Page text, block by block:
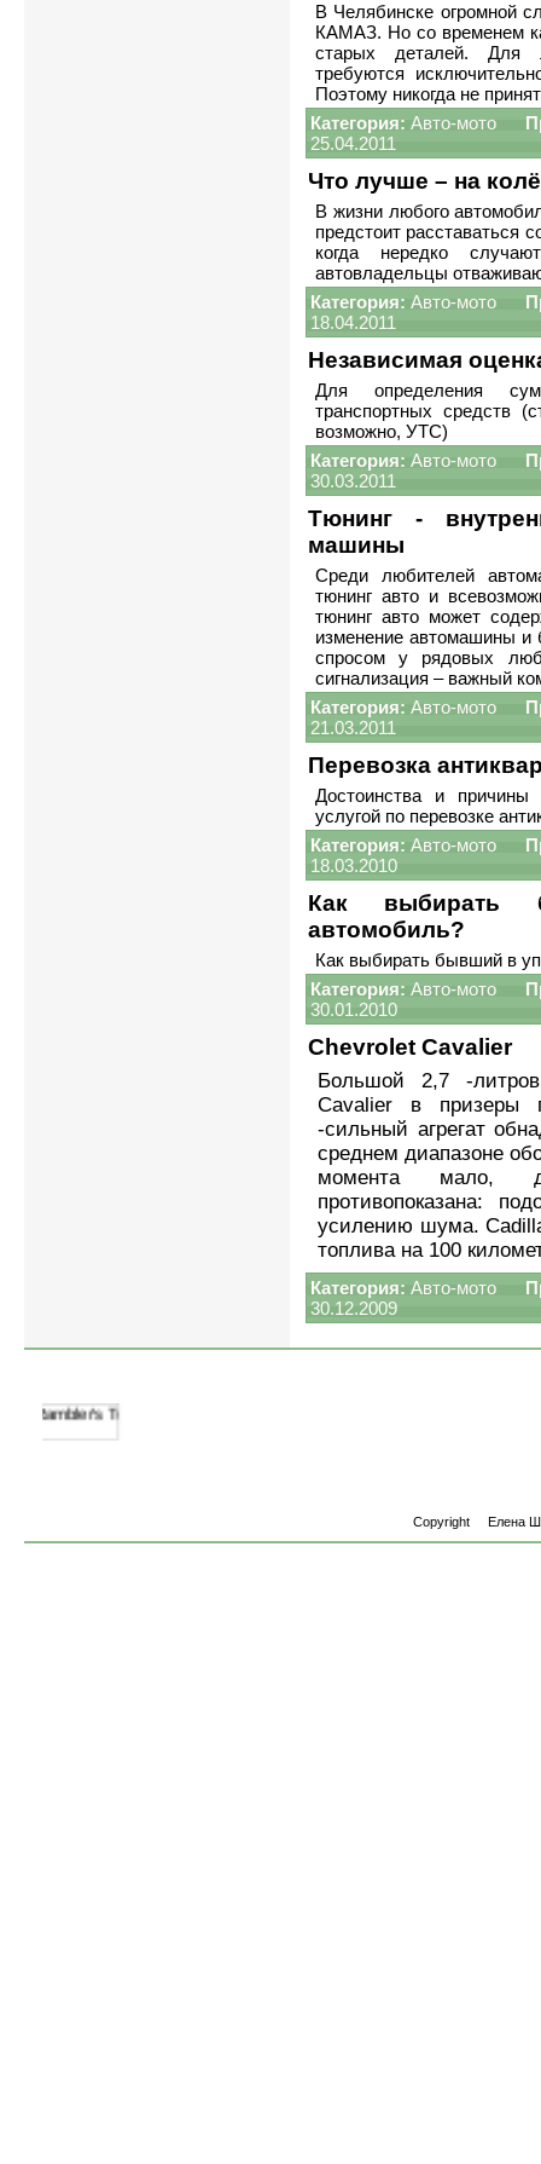
В Челябинске огромной
КАМАЗ. Но со временем
старых деталей. Для
требуются
Поэтому никогда не
Категория: Авто-мото
25.04.2011
Что лучше – на
В жизни любого
предстоит расставаться
когда нередко
автовладельцы
Категория: Авто-мото
18.04.2011
Независимая
Для определения
транспортных средств
возможно, УТС)
Категория: Авто-мото
30.03.2011
Тюнинг -
машины
Среди любителей
тюнинг авто и
тюнинг авто может
изменение автомашины
спросом у рядовых
сигнализация – важный
Категория: Авто-мото
21.03.2011
Перевозка
Достоинства и причины
услугой по перевозке
Категория: Авто-мото
18.03.2010
Как выбирать
автомобиль?
Как выбирать бывший в
Категория: Авто-мото
30.01.2010
Chevrolet Cavalier
Большой 2,7 -
Cavalier в призеры
-сильный агрегат
среднем диапазоне
момента мало,
противопоказана:
усилению шума.
топлива на 100
Категория: Авто-мото
30.12.2009
Copyright Елена